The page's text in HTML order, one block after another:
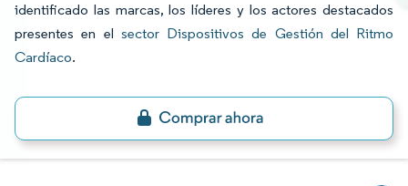
identificado las marcas, los líderes y los actores destacados
presentes en el sector Dispositivos de Gestión del Ritmo
Cardíaco.